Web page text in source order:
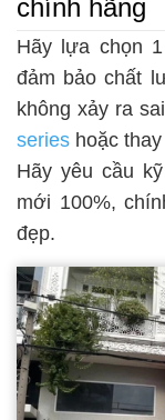
chính hãng
Hãy lựa chọn
đảm bảo chất
không xảy ra
series hoặc
Hãy yêu cầu
mới 100%,
đẹp.